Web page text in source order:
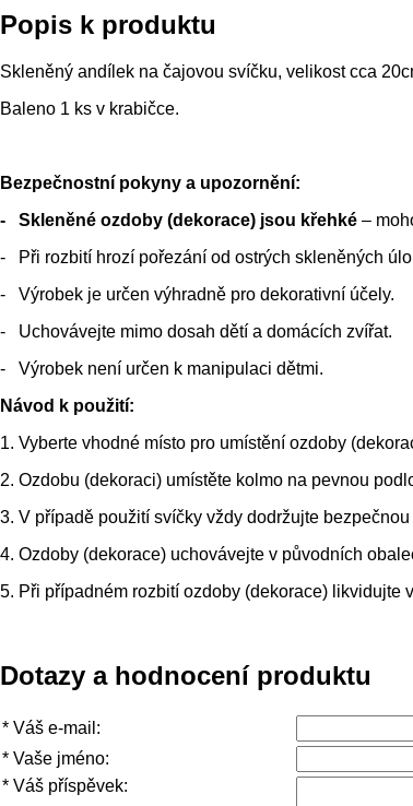
Popis k produktu
Skleněný andílek na čajovou svíčku, velikost cca
Baleno 1 ks v krabičce.
Bezpečnostní pokyny a upozornění:
- Skleněné ozdoby (dekorace) jsou křehké –
- Při rozbití hrozí pořezání od ostrých skleněných
- Výrobek je určen výhradně pro dekorativní účely.
- Uchovávejte mimo dosah dětí a domácích zvířat.
- Výrobek není určen k manipulaci dětmi.
Návod k použití:
1. Vyberte vhodné místo pro umístění ozdoby
2. Ozdobu (dekoraci) umístěte kolmo na pevnou
3. V případě použití svíčky vždy dodržujte
4. Ozdoby (dekorace) uchovávejte v původních
5. Při případném rozbití ozdoby (dekorace) likvidujte
Dotazy a hodnocení produktu
* Váš e-mail:
* Vaše jméno:
* Váš příspěvek: